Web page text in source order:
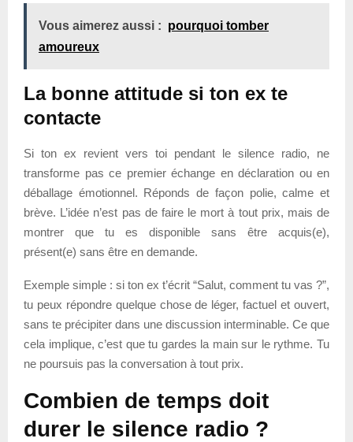
Vous aimerez aussi : pourquoi tomber
amoureux
La bonne attitude si ton ex te
contacte
Si ton ex revient vers toi pendant le silence radio, ne
transforme pas ce premier échange en déclaration ou en
déballage émotionnel. Réponds de façon polie, calme et
brève. L’idée n’est pas de faire le mort à tout prix, mais de
montrer que tu es disponible sans être acquis(e),
présent(e) sans être en demande.
Exemple simple : si ton ex t’écrit “Salut, comment tu vas ?”,
tu peux répondre quelque chose de léger, factuel et ouvert,
sans te précipiter dans une discussion interminable. Ce que
cela implique, c’est que tu gardes la main sur le rythme. Tu
ne poursuis pas la conversation à tout prix.
Combien de temps doit
durer le silence radio ?